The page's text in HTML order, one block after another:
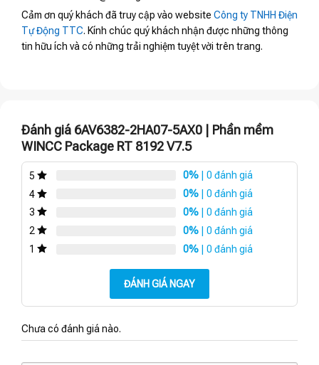
Cảm ơn quý khách đã truy cập vào website Công ty TNHH Điện
Tự Động TTC. Kính chúc quý khách nhận được những thông
tin hữu ích và có những trải nghiệm tuyệt vời trên trang.
Đánh giá 6AV6382-2HA07-5AX0 | Phần mềm
WINCC Package RT 8192 V7.5
5 0% | 0 đánh giá
4
0% | 0 đánh giá
3
0% | 0 đánh giá
2
0% | 0 đánh giá
1
0% | 0 đánh giá
ĐÁNH GIÁ NGAY
Chưa có đánh giá nào.